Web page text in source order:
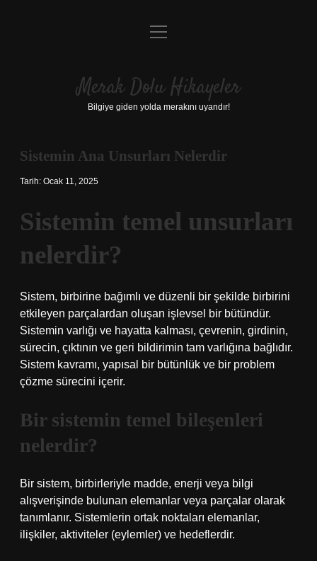
Anasayfa
Yasal Uyarı
menüyü
Merak Dolu Hikayeler
Bilgiye giden yolda merakını uyandır!
Sistemin Ana Unsurları Nelerdir
Tarih: Ocak 11, 2025
Sistemin temel unsurları
nelerdir?
Sistem, birbirine bağımlı ve düzenli bir şekilde birbirini
etkileyen parçalardan oluşan işlevsel bir bütündür.
Sistemin varlığı ve hayatta kalması, çevrenin, girdinin,
sürecin, çıktının ve geri bildirimin tam varlığına bağlıdır.
Sistem kavramı, yapısal bir bütünlük ve bir problem
çözme sürecini içerir.
Bir sistemin temel bileşenleri
nelerdir?
Bir sistem, birbirleriyle madde, enerji veya bilgi
alışverişinde bulunan elemanlar veya parçalar olarak
tanımlanır. Sistemlerin ortak noktaları elemanlar,
ilişkiler, aktiviteler (eylemler) ve hedeflerdir.